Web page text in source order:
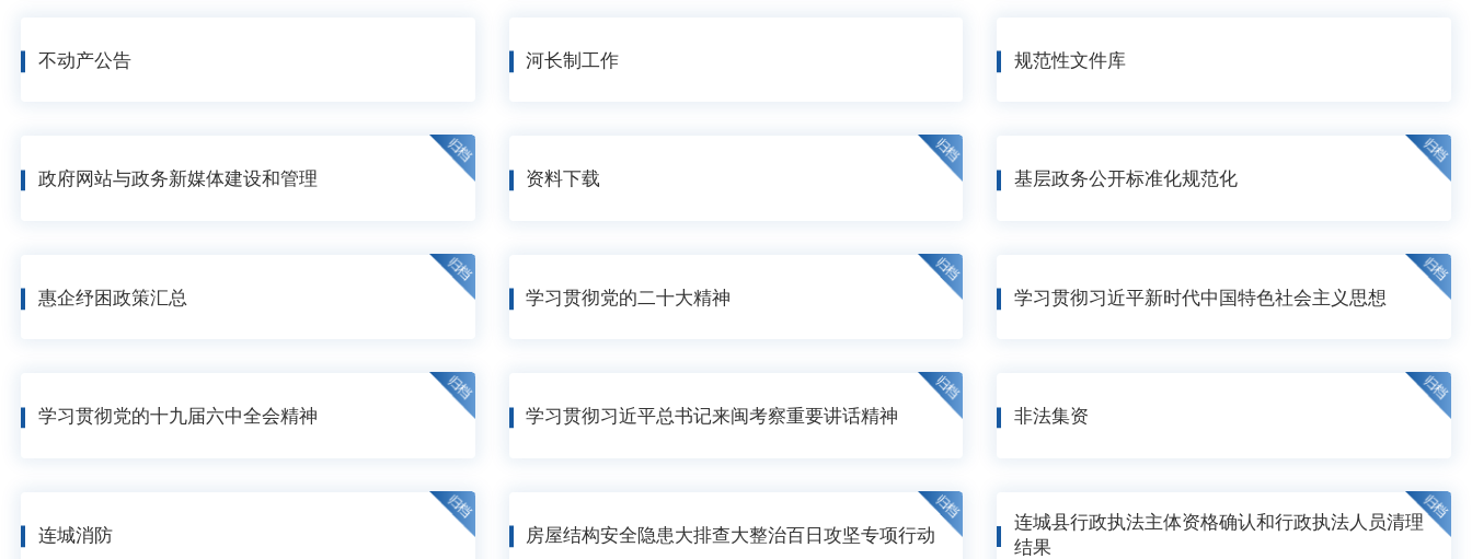
不动产公告 河长制工作 规范性文件库
政府网站与政务新媒体建设和管理 资料下载 基层政务公开标准化规范化
惠企纾困政策汇总 学习贯彻党的二十大精神 学习贯彻习近平新时代中国特色社会主义思想
学习贯彻党的十九届六中全会精神 学习贯彻习近平总书记来闽考察重要讲话精神 非法集资
连城消防 房屋结构安全隐患大排查大整治百日攻坚专项行动
连城县行政执法主体资格确认和行政执法人员清理
结果